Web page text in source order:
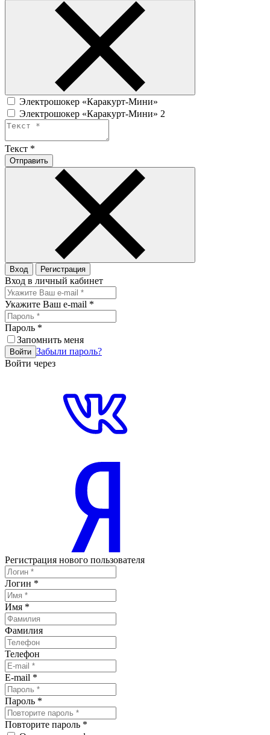
Электрошокер «Каракурт-Мини»
Электрошокер «Каракурт-Мини» 2
Текст *
Отправить
Вход Регистрация
Вход в личный кабинет
Укажите Ваш e-mail *
Пароль *
Запомнить меня
Войти Забыли пароль?
Войти через
Регистрация нового пользователя
Логин *
Имя *
Фамилия
Телефон
E-mail *
Пароль *
Повторите пароль *